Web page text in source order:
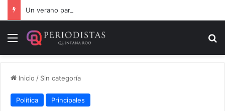
Menú
Inicio / Sin categoría
Política Principales